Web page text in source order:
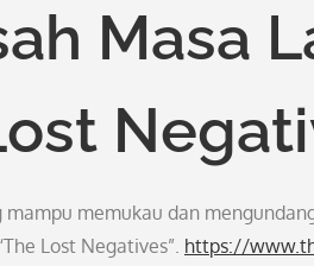
Masa
memukau dan
Lost Negatives”. https://